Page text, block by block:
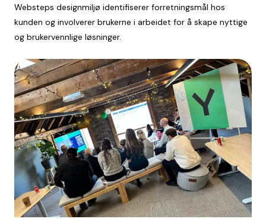
Websteps designmiljø identifiserer forretningsmål hos
kunden og involverer brukerne i arbeidet for å skape nyttige
og brukervennlige løsninger.